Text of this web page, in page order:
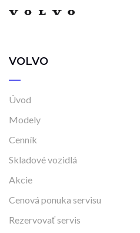
VOLVO
Úvod
Modely
Cenník
Skladové vozidlá
Akcie
Cenová ponuka servisu
Rezervovať servis